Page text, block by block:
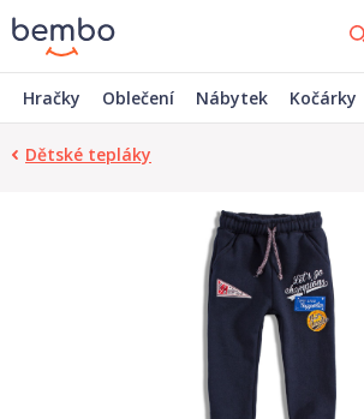
Hračky Oblečení Nábytek Kočárky
Dětské tepláky